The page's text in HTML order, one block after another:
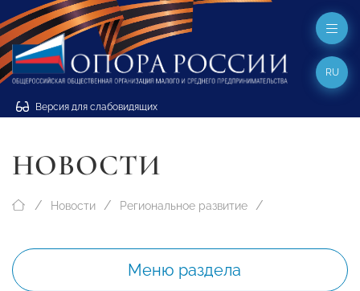
Версия для слабовидящих
RU
НОВОСТИ
Новости Региональное развитие
Меню раздела